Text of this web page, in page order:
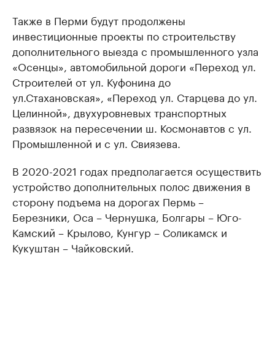
Также в Перми будут продолжены
инвестиционные проекты по строительству
дополнительного выезда с промышленного узла
«Осенцы», автомобильной дороги «Переход ул.
Строителей от ул. Куфонина до
ул.Стахановская», «Переход ул. Старцева до ул.
Целинной», двухуровневых транспортных
развязок на пересечении ш. Космонавтов с ул.
Промышленной и с ул. Свиязева.
В 2020-2021 годах предполагается осуществить
устройство дополнительных полос движения в
сторону подъема на дорогах Пермь –
Березники, Оса – Чернушка, Болгары – Юго-
Камский – Крылово, Кунгур – Соликамск и
Кукуштан – Чайковский.